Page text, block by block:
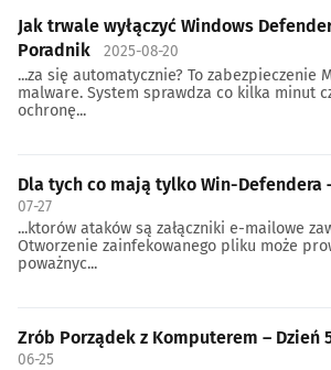
Jak trwale wyłączyć Windows
Poradnik
2025-08-20
...za się automatycznie? To zabezpieczenie
malware. System sprawdza co kilka minut
ochronę...
Dla tych co mają tylko Win-Defendera
07-27
...ktorów ataków są załączniki e-mailowe
Otworzenie zainfekowanego pliku może
poważnyc...
Zrób Porządek z Komputerem – Dzień
06-25